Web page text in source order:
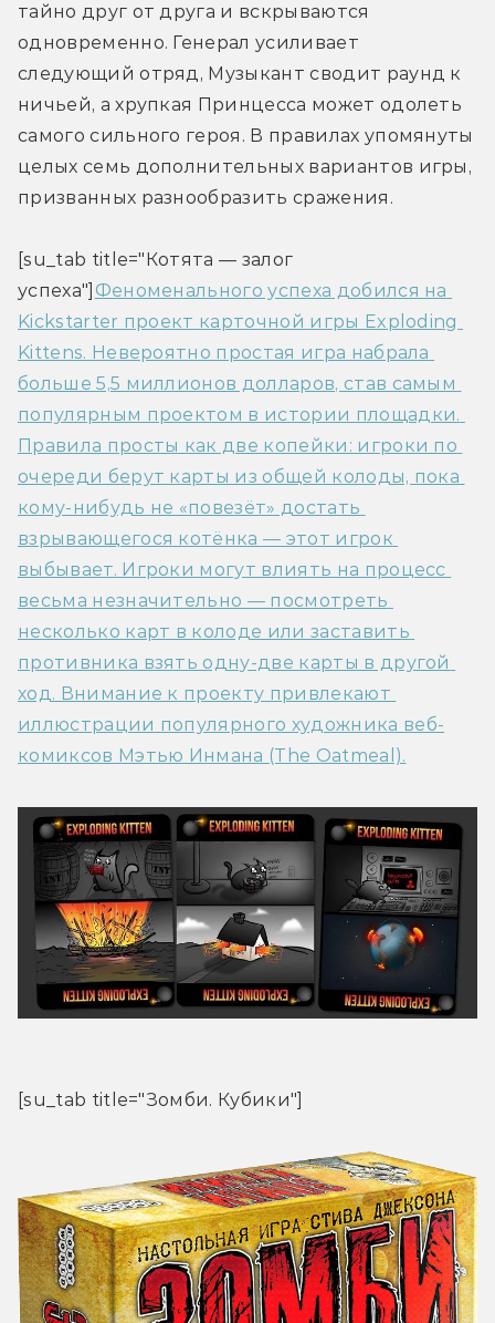
тайно друг от друга и вскрываются
одновременно. Генерал усиливает
следующий отряд, Музыкант сводит раунд к
ничьей, а хрупкая Принцесса может одолеть
самого сильного героя. В правилах упомянуты
целых семь дополнительных вариантов игры,
призванных разнообразить сражения.
[su_tab title="Котята — залог
успеха"] Феноменального успеха добился на
Kickstarter проект карточной игры Exploding
Kittens. Невероятно простая игра набрала
больше 5,5 миллионов долларов, став самым
популярным проектом в истории площадки.
Правила просты как две копейки: игроки по
очереди берут карты из общей колоды, пока
кому-нибудь не «повезёт» достать
взрывающегося котёнка — этот игрок
выбывает. Игроки могут влиять на процесс
весьма незначительно — посмотреть
несколько карт в колоде или заставить
противника взять одну-две карты в другой
ход. Внимание к проекту привлекают
иллюстрации популярного художника веб-
комиксов Мэтью Инмана (The Oatmeal).
[su_tab title="Зомби. Кубики"]